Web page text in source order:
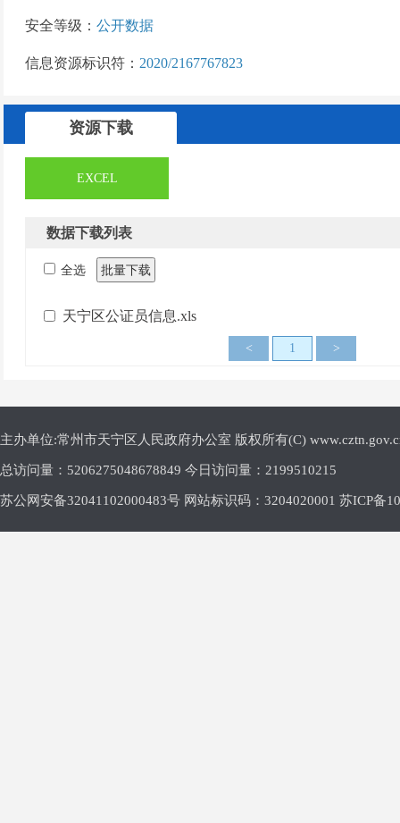
安全等级： 公开数据
信息资源标识符： 2020/2167767823
资源下载
EXCEL
数据下载列表
全选 批量下载
天宁区公证员信息.xls
< 1 >
主办单位:常州市天宁区人民政府办公室 版权所有(C)
总访问量： 5206275048678849 今日访问量： 2199510215
苏公网安备32041102000483号 网站标识码：3204020001 苏ICP备